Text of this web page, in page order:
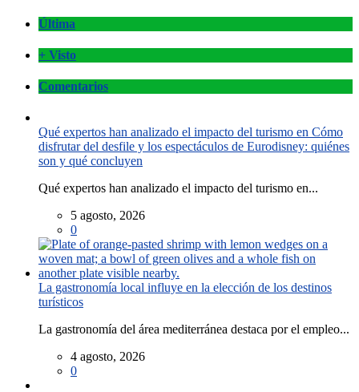
Última
+ Visto
Comentarios
Qué expertos han analizado el impacto del turismo en Cómo
disfrutar del desfile y los espectáculos de Eurodisney: quiénes
son y qué concluyen
Qué expertos han analizado el impacto del turismo en...
5 agosto, 2026
0
La gastronomía local influye en la elección de los destinos
turísticos
La gastronomía del área mediterránea destaca por el empleo...
4 agosto, 2026
0